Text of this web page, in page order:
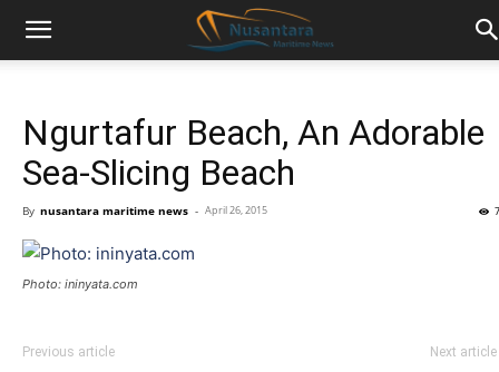
Ngurtafur Beach, An Adorable
Sea-Slicing Beach
By nusantara maritime news - April 26, 2015
Photo: ininyata.com
Previous article Next article